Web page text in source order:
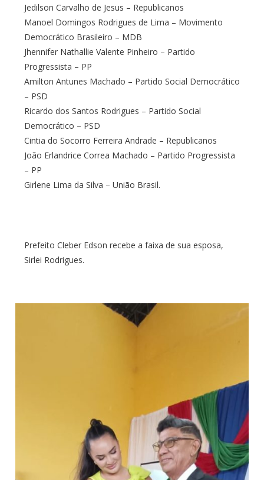
Jedilson Carvalho de Jesus – Republicanos
Manoel Domingos Rodrigues de Lima – Movimento
Democrático Brasileiro – MDB
Jhennifer Nathallie Valente Pinheiro – Partido
Progressista – PP
Amilton Antunes Machado – Partido Social Democrático
– PSD
Ricardo dos Santos Rodrigues – Partido Social
Democrático – PSD
Cintia do Socorro Ferreira Andrade – Republicanos
João Erlandrice Correa Machado – Partido Progressista
– PP
Girlene Lima da Silva – União Brasil.
Prefeito Cleber Edson recebe a faixa de sua esposa,
Sirlei Rodrigues.